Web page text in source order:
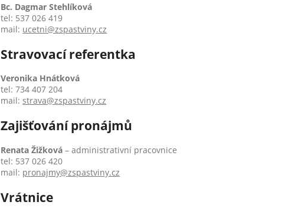
Bc. Dagmar Stehlíková
tel: 537 026 419
mail: ucetni@zspastviny.cz
Stravovací referentka
Veronika Hnátková
tel: 734 407 204
mail:strava@zspastviny.cz
Zajišťování pronájmů
Renata Žižková– administrativní pracovnice
tel: 537 026 420
mail: pronajmy@zspastviny.cz
Vrátnice